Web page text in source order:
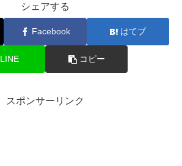
シェアする
Facebook はてブ
LINE コピー
スポンサーリンク